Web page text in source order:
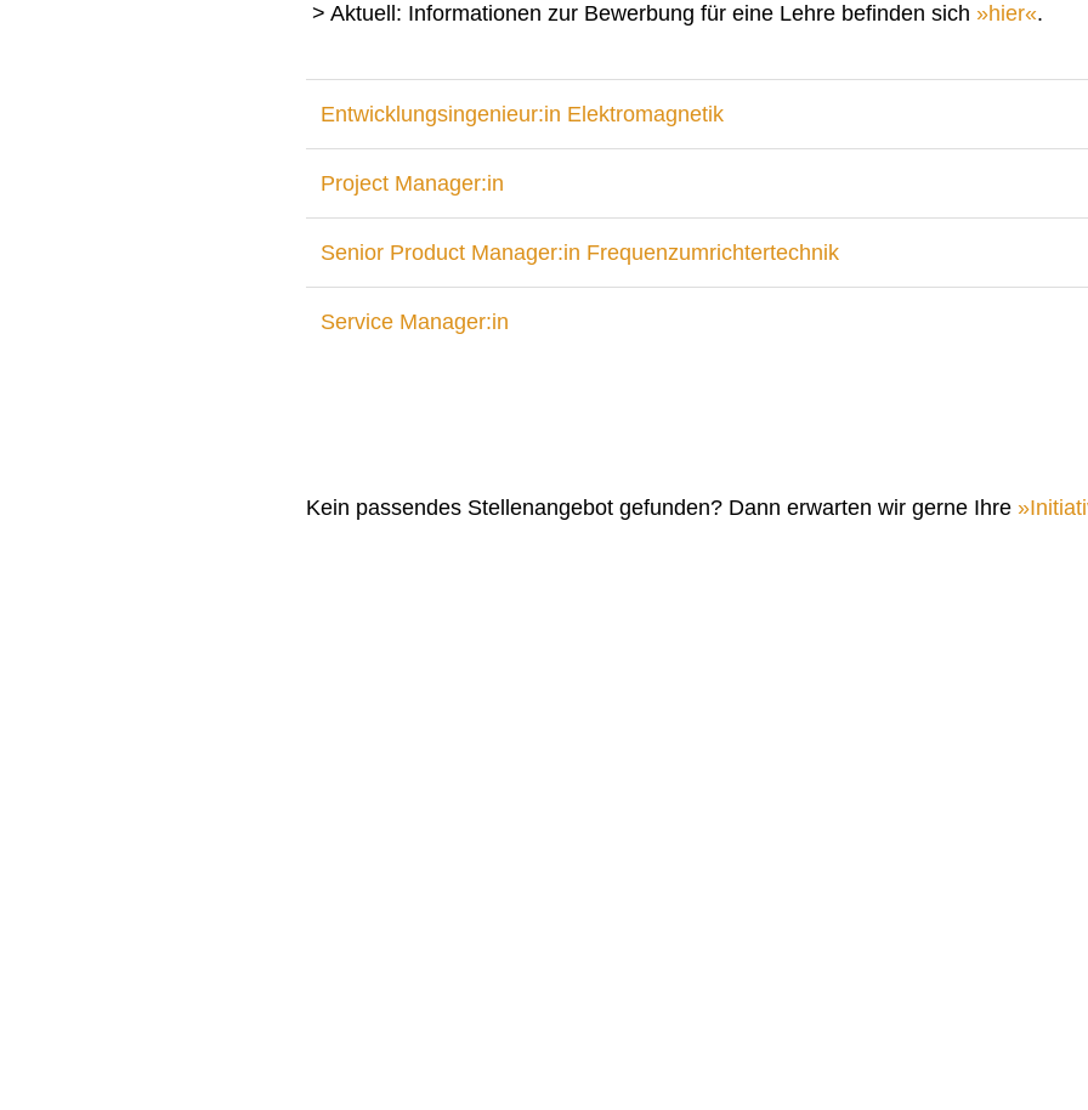
> Aktuell: Informationen zur Bewerbung für eine Lehre befinden sich hier .
Entwicklungsingenieur:in Elektromagnetik
Project Manager:in
Senior Product Manager:in Frequenzumrichtertechnik
Service Manager:in
Kein passendes Stellenangebot gefunden? Dann erwarten wir gerne Ihre